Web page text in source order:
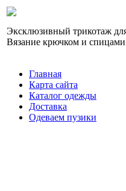
Эксклюзивный трикотаж
Вязание крючком и
Главная
Карта сайта
Каталог одежды
Доставка
Одеваем пузики